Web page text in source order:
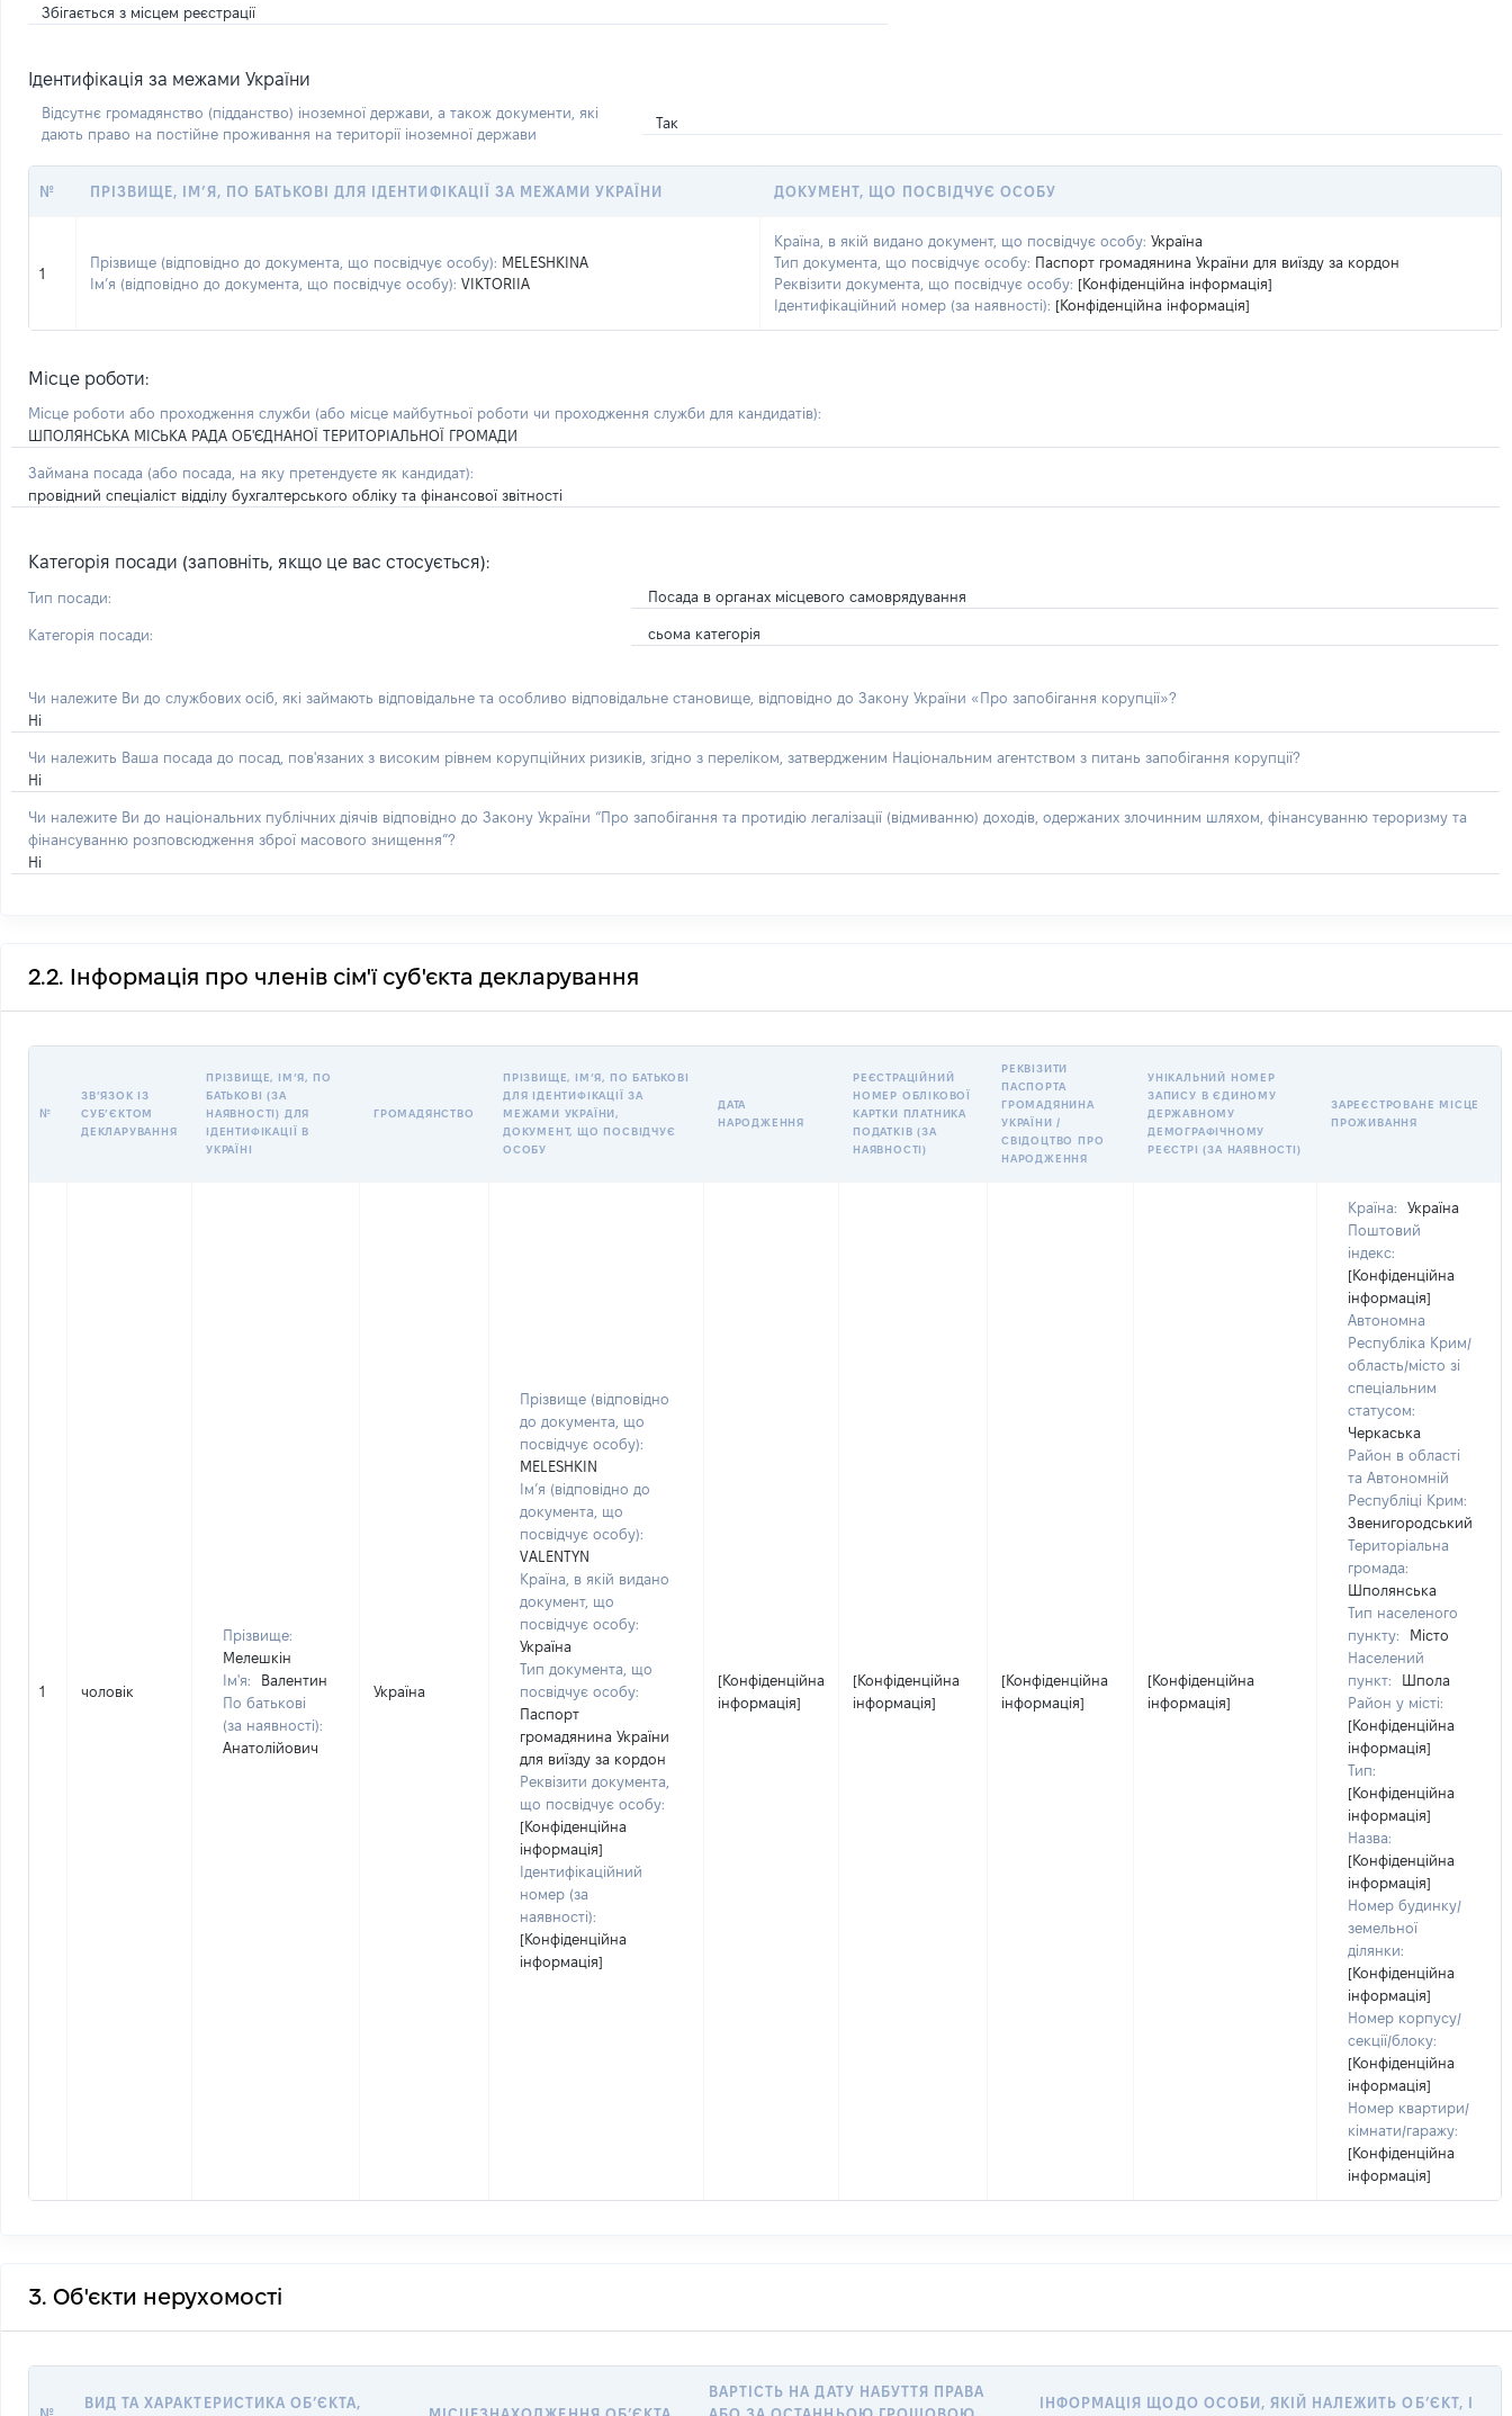
Збігається з місцем реєстрації
Ідентифікація за межами України
Відсутнє громадянство (підданство) іноземної держави, а також документи, які
дають право на постійне проживання на території іноземної держави
Так
№ ПРІЗВИЩЕ, ІМ’Я, ПО БАТЬКОВІ ДЛЯ ІДЕНТИФІКАЦІЇ ЗА МЕЖАМИ УКРАЇНИ ДОКУМЕНТ, ЩО ПОСВІДЧУЄ ОСОБУ
1
Прізвище (відповідно до документа, що посвідчує особу): MELESHKINA
Ім’я (відповідно до документа, що посвідчує особу): VIKTORIIA
Країна, в якій видано документ, що посвідчує особу: Україна
Тип документа, що посвідчує особу: Паспорт громадянина України для виїзду за кордон
Реквізити документа, що посвідчує особу: [Конфіденційна інформація]
Ідентифікаційний номер (за наявності): [Конфіденційна інформація]
Місце роботи:
Місце роботи або проходження служби (або місце майбутньої роботи чи проходження служби для кандидатів):
ШПОЛЯНСЬКА МІСЬКА РАДА ОБ'ЄДНАНОЇ ТЕРИТОРІАЛЬНОЇ ГРОМАДИ
Займана посада (або посада, на яку претендуєте як кандидат):
провідний спеціаліст відділу бухгалтерського обліку та фінансової звітності
Категорія посади (заповніть, якщо це вас стосується):
Тип посади: Посада в органах місцевого самоврядування
Категорія посади: сьома категорія
Чи належите Ви до службових осіб, які займають відповідальне та особливо відповідальне становище, відповідно до Закону України «Про запобігання корупції»?
Ні
Чи належить Ваша посада до посад, пов'язаних з високим рівнем корупційних ризиків, згідно з переліком, затвердженим Національним агентством з питань запобігання корупції?
Ні
Чи належите Ви до національних публічних діячів відповідно до Закону України “Про запобігання та протидію легалізації (відмиванню) доходів, одержаних злочинним шляхом, фінансуванню тероризму та
фінансуванню розповсюдження зброї масового знищення”?
Ні
2.2. Інформація про членів сім'ї суб'єкта декларування
№
ЗВʼЯЗОК ІЗ
СУБʼЄКТОМ
ДЕКЛАРУВАННЯ
ПРІЗВИЩЕ, ІМʼЯ, ПО
БАТЬКОВІ (ЗА
НАЯВНОСТІ) ДЛЯ
ІДЕНТИФІКАЦІЇ В
УКРАЇНІ
ГРОМАДЯНСТВО
ПРІЗВИЩЕ, ІМʼЯ, ПО БАТЬКОВІ
ДЛЯ ІДЕНТИФІКАЦІЇ ЗА
МЕЖАМИ УКРАЇНИ,
ДОКУМЕНТ, ЩО ПОСВІДЧУЄ
ОСОБУ
ДАТА
НАРОДЖЕННЯ
РЕЄСТРАЦІЙНИЙ
НОМЕР ОБЛІКОВОЇ
КАРТКИ ПЛАТНИКА
ПОДАТКІВ (ЗА
НАЯВНОСТІ)
РЕКВІЗИТИ
ПАСПОРТА
ГРОМАДЯНИНА
УКРАЇНИ /
СВІДОЦТВО ПРО
НАРОДЖЕННЯ
УНІКАЛЬНИЙ НОМЕР
ЗАПИСУ В ЄДИНОМУ
ДЕРЖАВНОМУ
ДЕМОГРАФІЧНОМУ
РЕЄСТРІ (ЗА НАЯВНОСТІ)
ЗАРЕЄСТРОВАНЕ МІСЦЕ
ПРОЖИВАННЯ
1 чоловік
Прізвище:
Мелешкін
Ім'я:
Валентин
По батькові
(за наявності):
Анатолійович
Україна
Прізвище (відповідно
до документа, що
посвідчує особу):
MELESHKIN
Ім’я (відповідно до
документа, що
посвідчує особу):
VALENTYN
Країна, в якій видано
документ, що
посвідчує особу:
Україна
Тип документа, що
посвідчує особу:
Паспорт
громадянина України
для виїзду за кордон
Реквізити документа,
що посвідчує особу:
[Конфіденційна
інформація]
Ідентифікаційний
номер (за
наявності):
[Конфіденційна
інформація]
[Конфіденційна
інформація]
[Конфіденційна
інформація]
[Конфіденційна
інформація]
[Конфіденційна
інформація]
Країна:
Україна
Поштовий
індекс:
[Конфіденційна
інформація]
Автономна
Республіка Крим/
область/місто зі
спеціальним
статусом:
Черкаська
Район в області
та Автономній
Республіці Крим:
Звенигородський
Територіальна
громада:
Шполянська
Тип населеного
пункту:
Місто
Населений
пункт:
Шпола
Район у місті:
[Конфіденційна
інформація]
Тип:
[Конфіденційна
інформація]
Назва:
[Конфіденційна
інформація]
Номер будинку/
земельної
ділянки:
[Конфіденційна
інформація]
Номер корпусу/
секції/блоку:
[Конфіденційна
інформація]
Номер квартири/
кімнати/гаражу:
[Конфіденційна
інформація]
3. Об'єкти нерухомості
ВИД ТА ХАРАКТЕРИСТИКА ОБʼЄКТА,
ВАРТІСТЬ НА ДАТУ НАБУТТЯ ПРАВА
ІНФОРМАЦІЯ ЩОДО ОСОБИ, ЯКІЙ НАЛЕЖИТЬ ОБ’ЄКТ, І